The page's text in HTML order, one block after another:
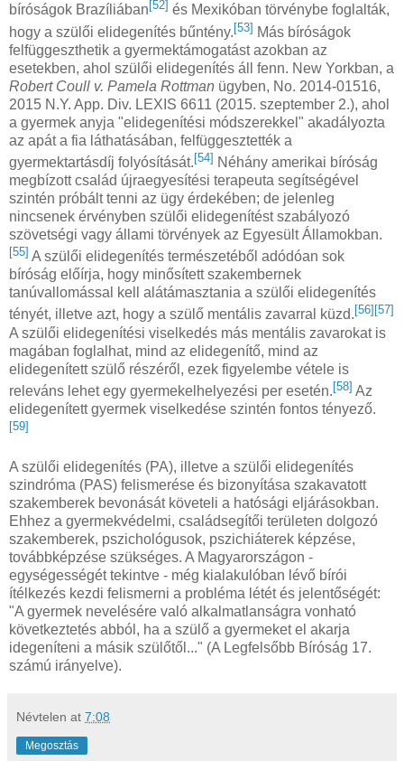
bíróságok Brazíliában [52] és Mexikóban törvénybe foglalták,
hogy a szülői elidegenítés bűntény.[53] Más bíróságok
felfüggeszthetik a gyermektámogatást azokban az
esetekben, ahol szülői elidegenítés áll fenn. New Yorkban, a
Robert Coull v. Pamela Rottman ügyben, No. 2014-01516,
2015 N.Y. App. Div. LEXIS 6611 (2015. szeptember 2.), ahol
a gyermek anyja "elidegenítési módszerekkel" akadályozta
az apát a fia láthatásában, felfüggesztették a
gyermektartásdíj folyósítását. [54] Néhány amerikai bíróság
megbízott család újraegyesítési terapeuta segítségével
szintén próbált tenni az ügy érdekében; de jelenleg
nincsenek érvényben szülői elidegenítést szabályozó
szövetségi vagy állami törvények az Egyesült Államokban.
[55] A szülői elidegenítés természetéből adódóan sok
bíróság előírja, hogy minősített szakembernek
tanúvallomással kell alátámasztania a szülői elidegenítés
tényét, illetve azt, hogy a szülő mentális zavarral küzd. [56] [57]
A szülői elidegenítési viselkedés más mentális zavarokat is
magában foglalhat, mind az elidegenítő, mind az
elidegenített szülő részéről, ezek figyelembe vétele is
releváns lehet egy gyermekelhelyezési per esetén.[58] Az
elidegenített gyermek viselkedése szintén fontos tényező.
[59]
A szülői elidegenítés (PA), illetve a szülői elidegenítés
szindróma (PAS) felismerése és bizonyítása szakavatott
szakemberek bevonását követeli a hatósági eljárásokban.
Ehhez a gyermekvédelmi, családsegítői területen dolgozó
szakemberek, pszichológusok, pszichiáterek képzése,
továbbképzése szükséges. A Magyarországon -
egységességét tekintve - még kialakulóban lévő bírói
ítélkezés kezdi felismerni a probléma létét és jelentőségét:
"A gyermek nevelésére való alkalmatlanságra vonható
következtetés abból, ha a szülő a gyermeket el akarja
idegeníteni a másik szülőtől..." (A Legfelsőbb Bíróság 17.
számú irányelve).
Névtelen at 7:08
Megosztás